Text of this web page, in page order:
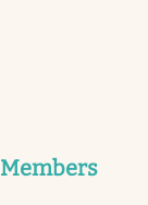
Members